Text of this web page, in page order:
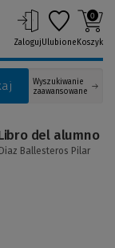
Wyszukiwanie
zaawansowane
ZalogujUlubione
0
Koszyk
del alumno
Diaz Ballesteros Pilar